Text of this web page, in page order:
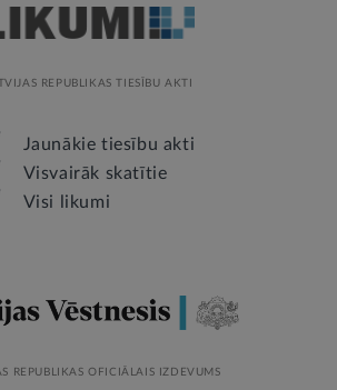
REPUBLIKAS TIESĪBU AKTI
Jaunākie tiesību akti
Visvairāk skatītie
Visi likumi
REPUBLIKAS OFICIĀLAIS IZDEVUMS